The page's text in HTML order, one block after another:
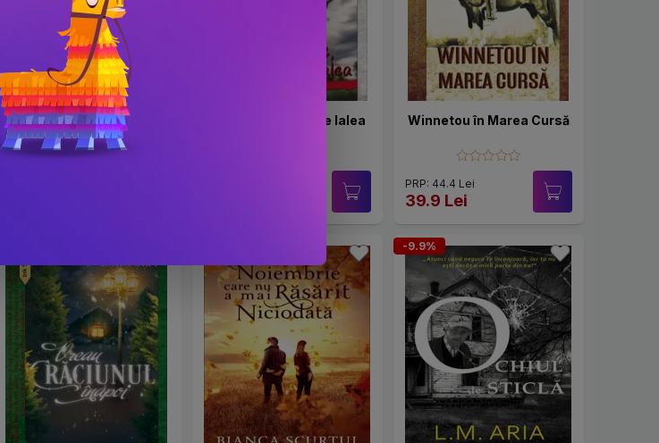
Pumnalul elementelor Doamne, ai grijă de lalea Winnetou în Marea Cursă
PRP: 44.4 Lei
39.9 Lei
-9.9%